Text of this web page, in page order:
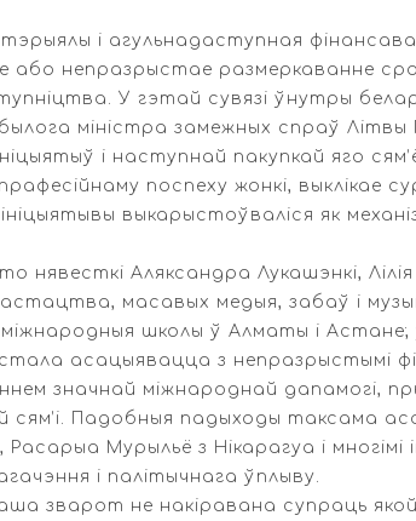
і агульнадаступная
непразрыстае размеркаванне
У гэтай сувязі ўнутры
міністра замежных спраў
і наступнай пакупкай яго
поспеху жонкі, выклікае
выкарыстоўваліся як
Аляксандра Лукашэнкі, Лілія
масавых медыя, забаў і
міжнародныя школы ў Алматы і
стала асацыявацца з непразрыстымі
значнай міжнароднай дапамогі,
сям’і. Падобныя падыходы таксама
Мурыльё з Нікарагуа і
і палітычнага ўплыву.
зварот не накіравана супраць